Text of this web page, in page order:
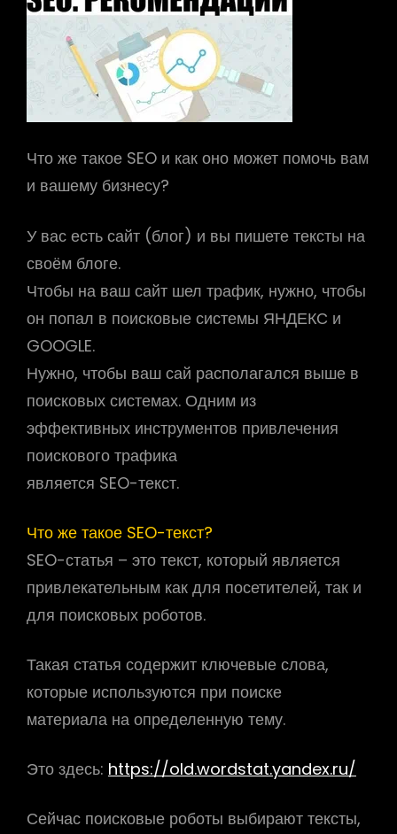
Что же такое SEO и как оно может помочь вам
и вашему бизнесу?
У вас есть сайт (блог) и вы пишете тексты на
своём блоге.
Чтобы на ваш сайт шел трафик, нужно, чтобы
он попал в поисковые системы ЯНДЕКС и
GOOGLE.
Нужно, чтобы ваш сай располагался выше в
поисковых системах. Одним из
эффективных инструментов привлечения
поискового трафика
является SEO-текст.
Что же такое SEO-текст?
SEO-статья – это текст, который является
привлекательным как для посетителей, так и
для поисковых роботов.
Такая статья содержит ключевые слова,
которые используются при поиске
материала на определенную тему.
Это здесь: https://old.wordstat.yandex.ru/
Сейчас поисковые роботы выбирают тексты,